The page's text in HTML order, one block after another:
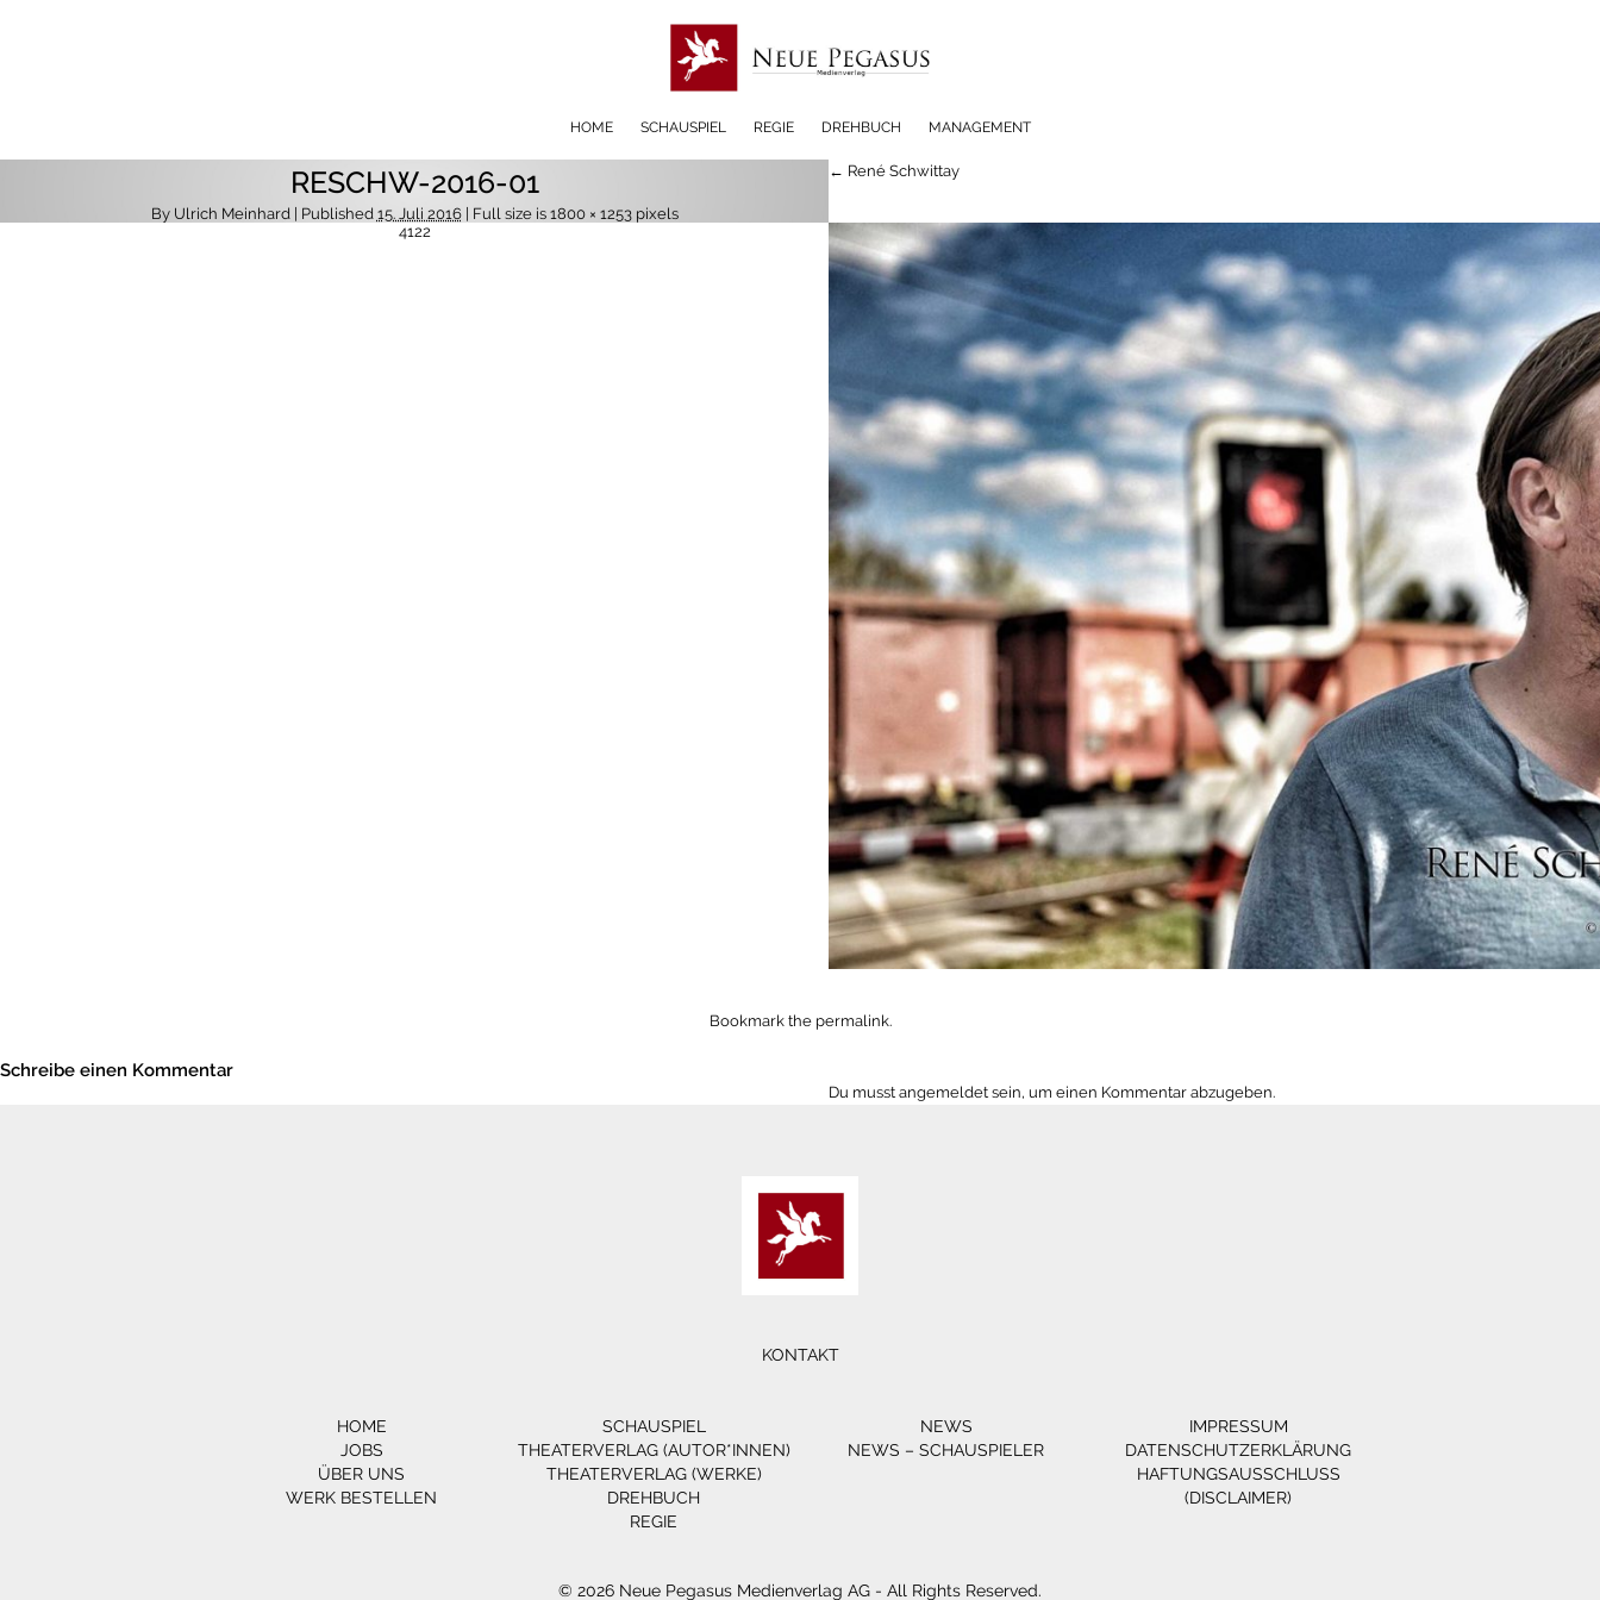
HOME SCHAUSPIEL REGIE DREHBUCH MANAGEMENT
← René Schwittay
RESCHW-2016-01
By Ulrich Meinhard| Published 15. Juli 2016| Full size is 1800 × 1253pixels
4122
Bookmark the permalink.
Schreibe einen Kommentar
Du musst angemeldet sein, um einen Kommentar abzugeben.
KONTAKT
HOME
JOBS
ÜBER UNS
WERK BESTELLEN
SCHAUSPIEL
THEATERVERLAG (AUTOR*INNEN)
THEATERVERLAG (WERKE)
DREHBUCH
REGIE
NEWS
NEWS – SCHAUSPIELER
IMPRESSUM
DATENSCHUTZERKLÄRUNG
HAFTUNGSAUSSCHLUSS
(DISCLAIMER)
© 2026 Neue Pegasus Medienverlag AG - All Rights Reserved.